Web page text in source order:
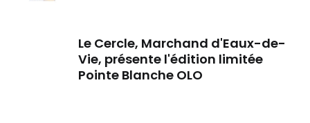
Le Cercle, Marchand d'Eaux-de-
Vie, présente l'édition limitée
Pointe Blanche OLO